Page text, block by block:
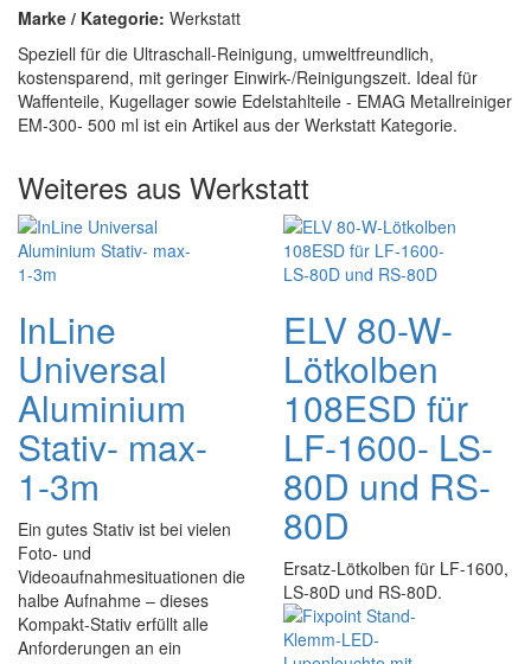
Marke / Kategorie: Werkstatt
Speziell für die Ultraschall-Reinigung, umweltfreundlich,
kostensparend, mit geringer Einwirk-/Reinigungszeit. Ideal für
Waffenteile, Kugellager sowie Edelstahlteile - EMAG Metallreiniger
EM-300- 500 ml ist ein Artikel aus der Werkstatt Kategorie.
Weiteres aus Werkstatt
InLine
Universal
Aluminium
Stativ- max-
1-3m
Ein gutes Stativ ist bei vielen
Foto- und
Videoaufnahmesituationen die
halbe Aufnahme – dieses
Kompakt-Stativ erfüllt alle
Anforderungen an ein
ELV 80-W-
Lötkolben
108ESD für
LF-1600- LS-
80D und RS-
80D
Ersatz-Lötkolben für LF-1600,
LS-80D und RS-80D.